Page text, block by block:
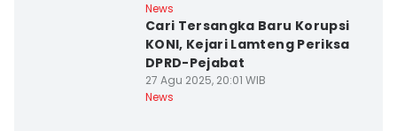
News
Cari Tersangka Baru Korupsi
KONI, Kejari Lamteng Periksa
DPRD-Pejabat
27 Agu 2025, 20:01 WIB
News